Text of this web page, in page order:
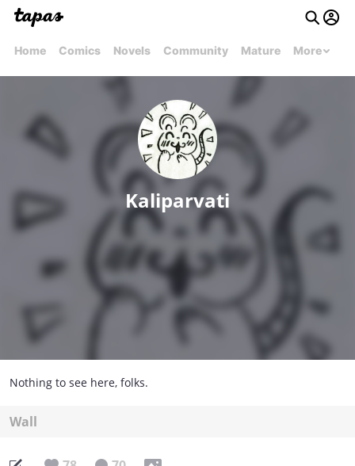
Home Comics Novels Community Mature More
Kaliparvati
Nothing to see here, folks.
Wall